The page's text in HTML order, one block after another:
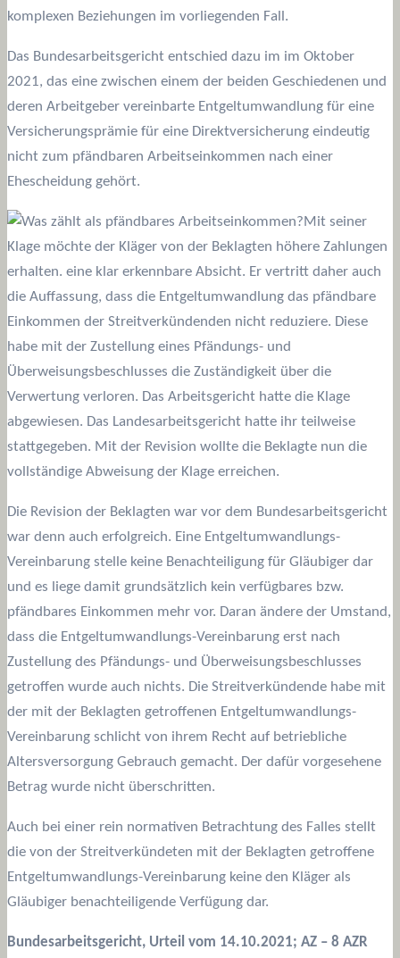
komplexen Beziehungen im vorliegenden Fall.
Das Bundesarbeitsgericht entschied dazu im im Oktober
2021, das eine zwischen einem der beiden Geschiedenen und
deren Arbeitgeber vereinbarte Entgeltumwandlung für eine
Versicherungsprämie für eine Direktversicherung eindeutig
nicht zum pfändbaren Arbeitseinkommen nach einer
Ehescheidung gehört.
Mit seiner
Klage möchte der Kläger von der Beklagten höhere Zahlungen
erhalten. eine klar erkennbare Absicht. Er vertritt daher auch
die Auffassung, dass die Entgeltumwandlung das pfändbare
Einkommen der Streitverkündenden nicht reduziere. Diese
habe mit der Zustellung eines Pfändungs- und
Überweisungsbeschlusses die Zuständigkeit über die
Verwertung verloren. Das Arbeitsgericht hatte die Klage
abgewiesen. Das Landesarbeitsgericht hatte ihr teilweise
stattgegeben. Mit der Revision wollte die Beklagte nun die
vollständige Abweisung der Klage erreichen.
Die Revision der Beklagten war vor dem Bundesarbeitsgericht
war denn auch erfolgreich. Eine Entgeltumwandlungs-
Vereinbarung stelle keine Benachteiligung für Gläubiger dar
und es liege damit grundsätzlich kein verfügbares bzw.
pfändbares Einkommen mehr vor. Daran ändere der Umstand,
dass die Entgeltumwandlungs-Vereinbarung erst nach
Zustellung des Pfändungs- und Überweisungsbeschlusses
getroffen wurde auch nichts. Die Streitverkündende habe mit
der mit der Beklagten getroffenen Entgeltumwandlungs-
Vereinbarung schlicht von ihrem Recht auf betriebliche
Altersversorgung Gebrauch gemacht. Der dafür vorgesehene
Betrag wurde nicht überschritten.
Auch bei einer rein normativen Betrachtung des Falles stellt
die von der Streitverkündeten mit der Beklagten getroffene
Entgeltumwandlungs-Vereinbarung keine den Kläger als
Gläubiger benachteiligende Verfügung dar.
Bundesarbeitsgericht, Urteil vom 14.10.2021; AZ – 8 AZR